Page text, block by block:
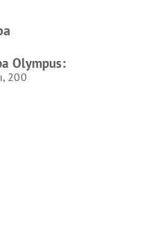
Olympus:
200